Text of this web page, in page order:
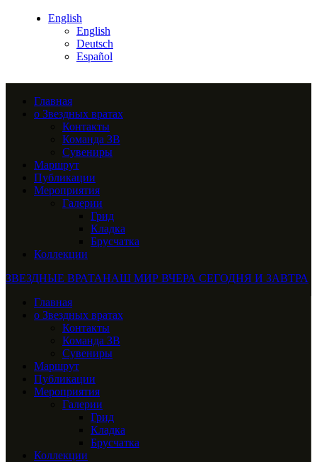
English
English
Deutsch
Español
Главная
о Звездных вратах
Контакты
Команда ЗВ
Сувениры
Маршрут
Публикации
Мероприятия
Галерии
Грид
Кладка
Брусчатка
Коллекции
ЗВЕЗДНЫЕ ВРАТАНАШ МИР ВЧЕРА СЕГОДНЯ И ЗАВТРА
Главная
о Звездных вратах
Контакты
Команда ЗВ
Сувениры
Маршрут
Публикации
Мероприятия
Галерии
Грид
Кладка
Брусчатка
Коллекции